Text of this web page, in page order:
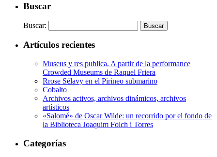
Buscar
Buscar:
Artículos recientes
Museus y res publica. A partir de la performance
Crowded Museums de Raquel Friera
Rrose Sélavy en el Pirineo submarino
Cobalto
Archivos activos, archivos dinámicos, archivos
artísticos
«Salomé» de Oscar Wilde: un recorrido por el fondo de
la Biblioteca Joaquim Folch i Torres
Categorías